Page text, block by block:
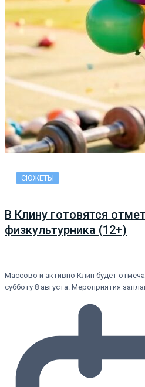
СЮЖЕТЫ
В Клину готовятся
физкультурника (12+)
Массово и активно Клин будет
субботу 8 августа. Мероприятия